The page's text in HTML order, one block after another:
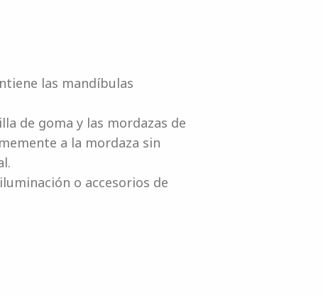
las mandíbulas
de goma y las mordazas de
a la mordaza sin
o accesorios de